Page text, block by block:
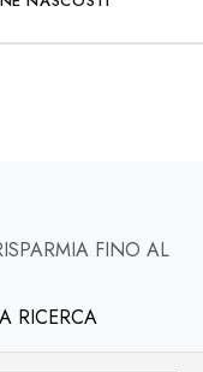
FINO AL
RICERCA